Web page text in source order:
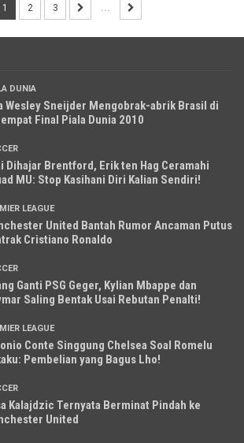
1 2 3 ...
DUNIA
Wesley Sneijder Mengobrak-abrik Brasil di
Final Piala Dunia 2010
Dihajar Brentford, Erik ten Hag Ceramahi
MU: Stop Kasihani Diri Kalian Sendiri!
LEAGUE
United Bantah Rumor Ancaman Putus
Cristiano Ronaldo
Ganti PSG Geger, Kylian Mbappe dan
Saling Bentak Usai Rebutan Penalti!
LEAGUE
Conte Singgung Chelsea Soal Romelu
Pembelian yang Bagus Lho!
Kalajdzic Ternyata Berminat Pindah ke
United